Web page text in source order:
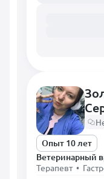
Опыт 10 лет
Ветеринарный
Терапевт •